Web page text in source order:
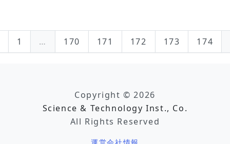
1 … 170 171 172 173 174
Copyright © 2026
Science & Technology Inst., Co.
All Rights Reserved